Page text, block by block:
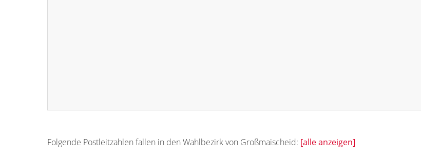
Folgende Postleitzahlen fallen in den Wahlbezirk von Großmaischeid: [alle anzeigen]